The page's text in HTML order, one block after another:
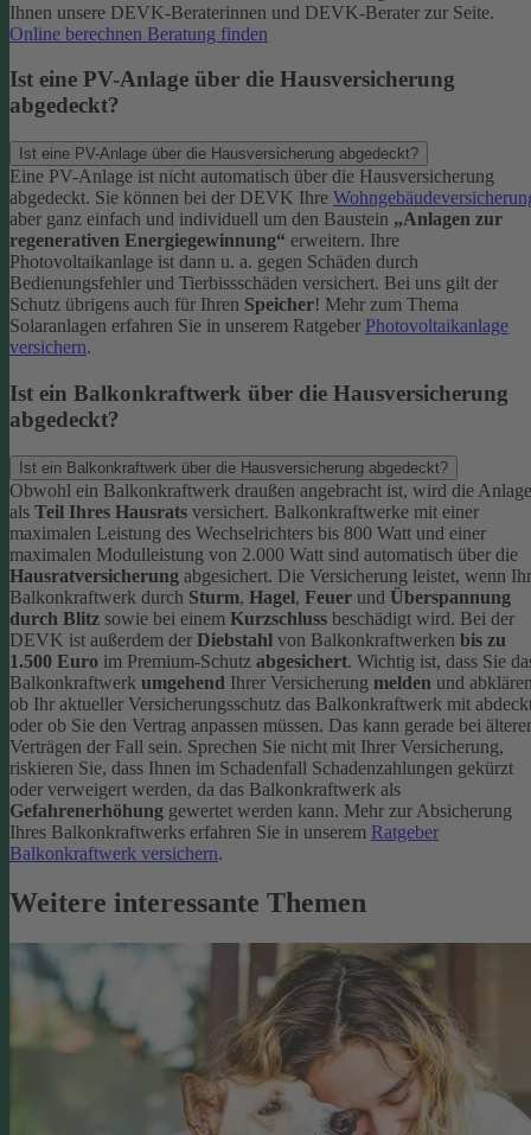
Ihnen unsere DEVK-Beraterinnen und DEVK-Berater zur Seite.
Online berechnen Beratung finden
Ist eine PV-Anlage über die Hausversicherung
abgedeckt?
Ist eine PV-Anlage über die Hausversicherung abgedeckt?
Eine PV-Anlage ist nicht automatisch über die Hausversicherung
abgedeckt. Sie können bei der DEVK Ihre
aber ganz einfach und individuell um den Baustein „Anlagen zur
regenerativen Energiegewinnung“ erweitern. Ihre
Photovoltaikanlage ist dann u. a. gegen Schäden durch
Bedienungsfehler und Tierbissschäden versichert. Bei uns gilt der
Schutz übrigens auch für Ihren Speicher! Mehr zum Thema
Solaranlagen erfahren Sie in unserem Ratgeber Photovoltaikanlage
versichern.
Ist ein Balkonkraftwerk über die Hausversicherung
abgedeckt?
Ist ein Balkonkraftwerk über die Hausversicherung abgedeckt?
Obwohl ein Balkonkraftwerk draußen angebracht ist, wird die Anlage
als Teil Ihres Hausrats versichert. Balkonkraftwerke mit einer
maximalen Leistung des Wechselrichters bis 800 Watt und einer
maximalen Modulleistung von 2.000 Watt sind automatisch über die
Hausratversicherung abgesichert. Die Versicherung leistet, wenn Ihr
Balkonkraftwerk durch Sturm, Hagel, Feuer und Überspannung
durch Blitz sowie bei einem Kurzschluss beschädigt wird. Bei der
DEVK ist außerdem der Diebstahl von Balkonkraftwerken bis zu
1.500 Euro im Premium-Schutz abgesichert. Wichtig ist, dass Sie
Balkonkraftwerk umgehend Ihrer Versicherung melden und
ob Ihr aktueller Versicherungsschutz das Balkonkraftwerk mit
oder ob Sie den Vertrag anpassen müssen. Das kann gerade bei
Verträgen der Fall sein. Sprechen Sie nicht mit Ihrer Versicherung,
riskieren Sie, dass Ihnen im Schadenfall Schadenzahlungen gekürzt
oder verweigert werden, da das Balkonkraftwerk als
Gefahrenerhöhung gewertet werden kann. Mehr zur Absicherung
Ihres Balkonkraftwerks erfahren Sie in unserem Ratgeber
Balkonkraftwerk versichern.
Weitere interessante Themen